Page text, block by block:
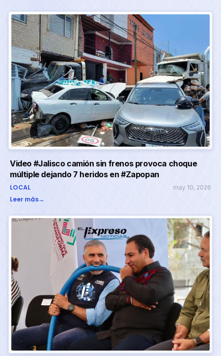
Video #Jalisco camión sin frenos provoca choque
múltiple dejando 7 heridos en #Zapopan
LOCAL may 10, 2026
Leer más→